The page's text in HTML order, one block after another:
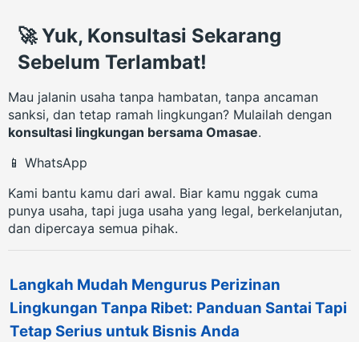
🚀 Yuk, Konsultasi Sekarang
Sebelum Terlambat!
Mau jalanin usaha tanpa hambatan, tanpa ancaman
sanksi, dan tetap ramah lingkungan? Mulailah dengan
konsultasi lingkungan bersama Omasae.
📱 WhatsApp
Kami bantu kamu dari awal. Biar kamu nggak cuma
punya usaha, tapi juga usaha yang legal, berkelanjutan,
dan dipercaya semua pihak.
Langkah Mudah Mengurus Perizinan
Lingkungan Tanpa Ribet: Panduan Santai Tapi
Tetap Serius untuk Bisnis Anda